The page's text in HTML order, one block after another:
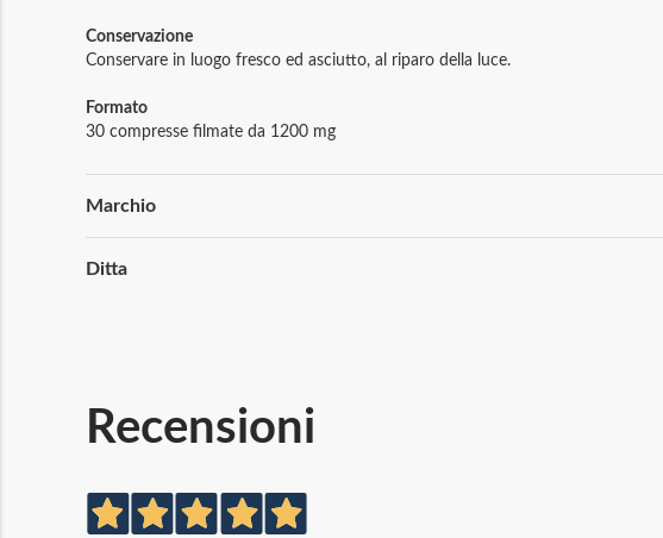
Conservazione
Conservare in luogo fresco ed asciutto, al riparo della luce.
Formato
30 compresse filmate da 1200 mg
Informazioni
Marchio
Ditta
Recensioni